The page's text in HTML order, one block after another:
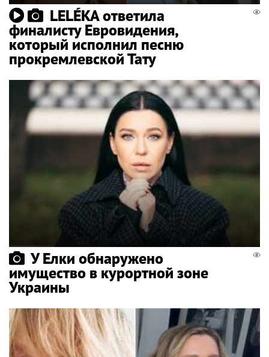
LELÉKA ответила
финалисту Евровидения,
который исполнил песню
прокремлевской Тату
У Елки обнаружено
имущество в курортной зоне
Украины